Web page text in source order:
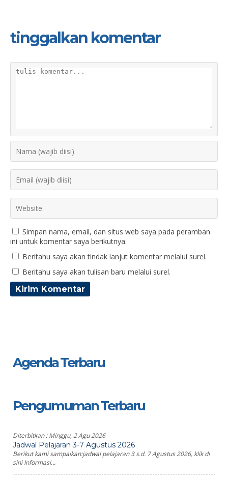
tinggalkan komentar
Simpan nama, email, dan situs web saya pada peramban
ini untuk komentar saya berikutnya.
Beritahu saya akan tindak lanjut komentar melalui surel.
Beritahu saya akan tulisan baru melalui surel.
Agenda Terbaru
Pengumuman Terbaru
Diterbitkan :Minggu, 2 Agu 2026
Jadwal Pelajaran 3-7 Agustus 2026
Berikut kami sampaikan:jadwal pelajaran 3 s.d. 7 Agustus 2026, klik di
sini Informasi...